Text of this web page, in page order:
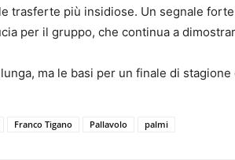
trasferte più insidiose. Un segnale
per il gruppo, che continua a
ma le basi per un finale di
Franco Tigano Pallavolo palmi